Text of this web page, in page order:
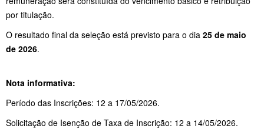
por titulação.
O resultado final da seleção está previsto para o dia 25 de maio
de 2026.
Nota informativa:
Período das Inscrições: 12 a 17/05/2026.
Solicitação de Isenção de Taxa de Inscrição: 12 a 14/05/2026.